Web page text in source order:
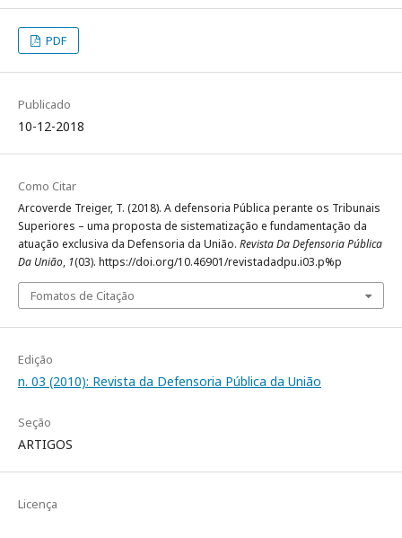
PDF
Publicado
10-12-2018
Como Citar
Arcoverde Treiger, T. (2018). A defensoria Pública perante os Tribunais
Superiores – uma proposta de sistematização e fundamentação da
atuação exclusiva da Defensoria da União. Revista Da Defensoria Pública
Da União, 1(03). https://doi.org/10.46901/revistadadpu.i03.p%p
Fomatos de Citação
Edição
n. 03 (2010): Revista da Defensoria Pública da União
Seção
ARTIGOS
Licença